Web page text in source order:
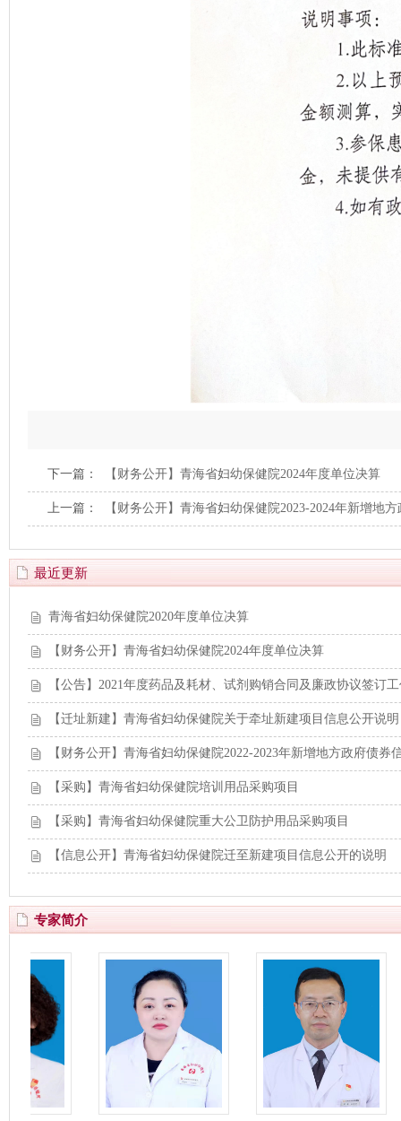
下一篇： 【财务公开】青海省妇幼保健院2024年度单位决算
上一篇： 【财务公开】青海省妇幼保健院2023-2024年新增地
最近更新
青海省妇幼保健院2020年度单位决算
【财务公开】青海省妇幼保健院2024年度单位决算
【公告】2021年度药品及耗材、试剂购销合同及廉政协议签订
【迁址新建】青海省妇幼保健院关于牵址新建项目信息公开说明
【财务公开】青海省妇幼保健院2022-2023年新增地方政府债券
【采购】青海省妇幼保健院培训用品采购项目
【采购】青海省妇幼保健院重大公卫防护用品采购项目
【信息公开】青海省妇幼保健院迁至新建项目信息公开的说明
专家简介